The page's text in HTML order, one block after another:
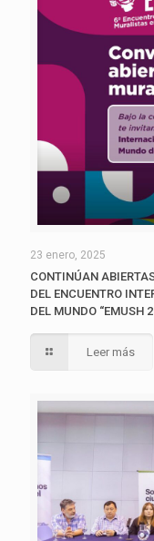
23 enero, 2025
CONTINÚAN
DEL ENCUENTRO
DEL MUNDO “EMUSH
Leer más